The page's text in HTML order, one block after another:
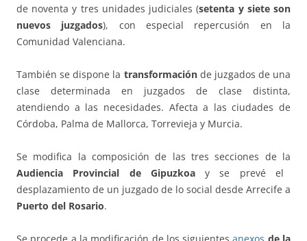
de noventa y tres unidades judiciales (setenta y siete son
nuevos juzgados), con especial repercusión en la
Comunidad Valenciana.
También se dispone la transformaciónde juzgados de una
clase determinada en juzgados de clase distinta,
atendiendo a las necesidades. Afecta a las ciudades de
Córdoba, Palma de Mallorca, Torrevieja y Murcia.
Se modifica la composición de las tres secciones de la
Audiencia Provincial de Gipuzkoay se prevé el
desplazamiento de un juzgado de lo social desde Arrecife a
Puerto del Rosario.